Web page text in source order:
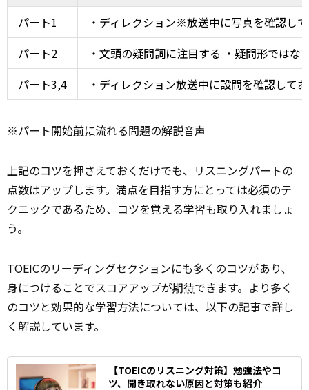
パート1
・ディレクション※放送中に写真を確認し
パート2
・文頭の疑問詞に注目する ・疑問形では
パート3,4
・ディレクション放送中に設問を確認して
※パート開始前に流れる問題の解説音声
上記のコツを押さえておくだけでも、リスニングパートの
点数はアップします。満点を目指す方にとっては必須のテ
クニックであるため、コツを覚える学習も取り入れましょ
う。
TOEICのリーディングセクションにも多くのコツがあり、
身につけることでスコアアップが期待できます。より多く
のコツと効果的な学習方法については、以下の記事で詳し
く解説しています。
【TOEICのリスニング対策】勉強法やコ
ツ、聞き取れない原因と対策も紹介